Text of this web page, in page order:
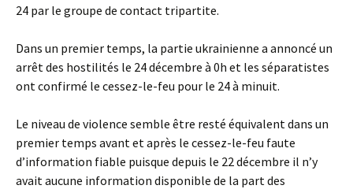
24 par le groupe de contact tripartite.
Dans un premier temps, la partie ukrainienne a annoncé un
arrêt des hostilités le 24 décembre à 0h et les séparatistes
ont confirmé le cessez-le-feu pour le 24 à minuit.
Le niveau de violence semble être resté équivalent dans un
premier temps avant et après le cessez-le-feu faute
d’information fiable puisque depuis le 22 décembre il n’y
avait aucune information disponible de la part des